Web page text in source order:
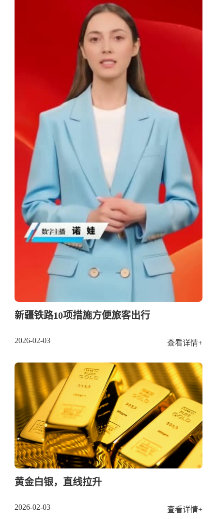
新疆铁路10项措施方便旅客出行
2026-02-03 查看详情+
黄金白银，直线拉升
2026-02-03 查看详情+